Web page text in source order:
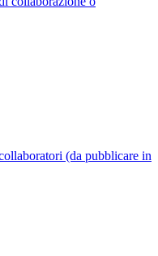
(da pubblicare in